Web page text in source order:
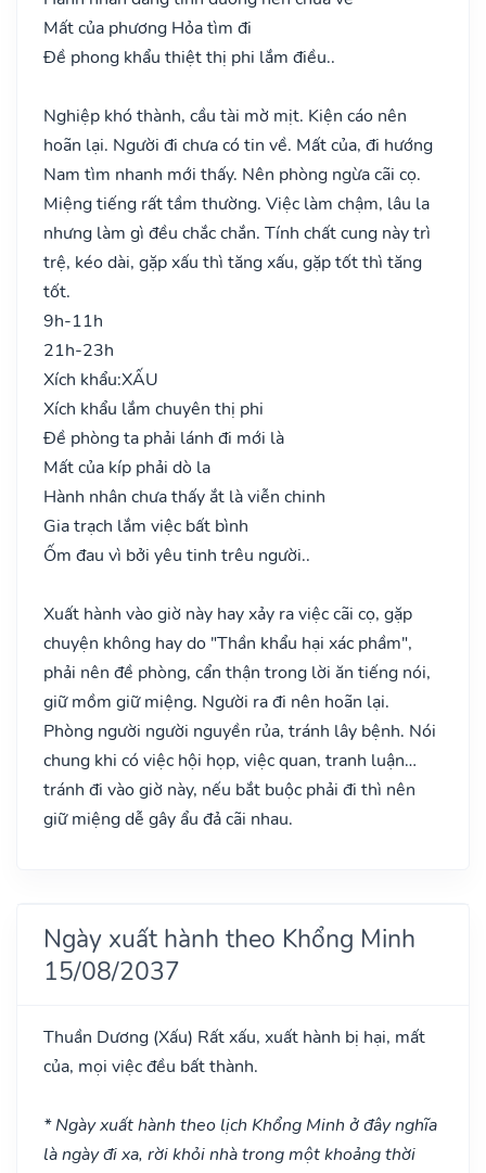
Mất của phương Hỏa tìm đi
Đề phong khẩu thiệt thị phi lắm điều..
Nghiệp khó thành, cầu tài mờ mịt. Kiện cáo nên
hoãn lại. Người đi chưa có tin về. Mất của, đi hướng
Nam tìm nhanh mới thấy. Nên phòng ngừa cãi cọ.
Miệng tiếng rất tầm thường. Việc làm chậm, lâu la
nhưng làm gì đều chắc chắn. Tính chất cung này trì
trệ, kéo dài, gặp xấu thì tăng xấu, gặp tốt thì tăng
tốt.
9h-11h
21h-23h
Xích khẩu:XẤU
Xích khẩu lắm chuyên thị phi
Đề phòng ta phải lánh đi mới là
Mất của kíp phải dò la
Hành nhân chưa thấy ắt là viễn chinh
Gia trạch lắm việc bất bình
Ốm đau vì bởi yêu tinh trêu người..
Xuất hành vào giờ này hay xảy ra việc cãi cọ, gặp
chuyện không hay do "Thần khẩu hại xác phầm",
phải nên đề phòng, cẩn thận trong lời ăn tiếng nói,
giữ mồm giữ miệng. Người ra đi nên hoãn lại.
Phòng người người nguyền rủa, tránh lây bệnh. Nói
chung khi có việc hội họp, việc quan, tranh luận…
tránh đi vào giờ này, nếu bắt buộc phải đi thì nên
giữ miệng dễ gây ẩu đả cãi nhau.
Ngày xuất hành theo Khổng Minh
15/08/2037
Thuần Dương (Xấu) Rất xấu, xuất hành bị hại, mất
của, mọi việc đều bất thành.
* Ngày xuất hành theo lịch Khổng Minh ở đây nghĩa
là ngày đi xa, rời khỏi nhà trong một khoảng thời